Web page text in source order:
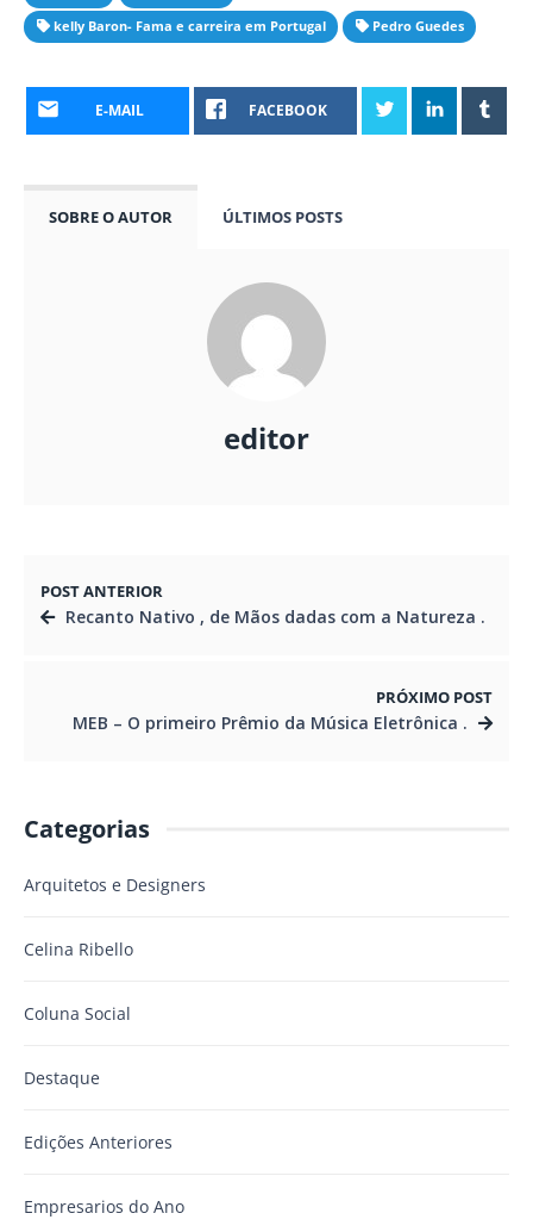
kelly Baron- Fama e carreira em Portugal
Pedro Guedes
E-MAIL FACEBOOK
SOBRE O AUTOR ÚLTIMOS POSTS
editor
POST ANTERIOR
Recanto Nativo , de Mãos dadas com a Natureza .
PRÓXIMO POST
MEB – O primeiro Prêmio da Música Eletrônica .
Categorias
Arquitetos e Designers
Celina Ribello
Coluna Social
Destaque
Edições Anteriores
Empresarios do Ano